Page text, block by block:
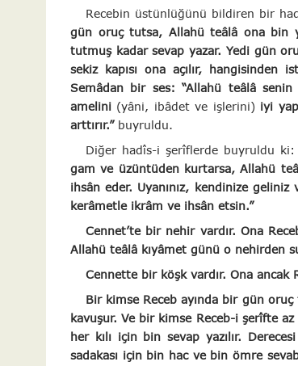
Recebin üstünlüğünü bildiren bir
gün oruç tutsa, Allahü teâlâ ona bin
tutmuş kadar sevap yazar. Yedi gün
sekiz kapısı ona açılır,
Semâdan bir ses: “Allahü teâlâ
amelini (yâni, ibâdet ve işlerini) iyi
arttırır.” buyruldu.
Diğer hadîs-i şerîflerde buyruldu
gam ve üzüntüden kurtarsa, Allahü
ihsân eder. Uyanınız, kendinize
kerâmetle ikrâm ve ihsân etsin.”
Cennet’te bir nehir vardır. Ona
Allahü teâlâ kıyâmet günü o nehirden
Cennette bir köşk vardır. Ona ancak
Bir kimse Receb ayında bir gün
kavuşur. Ve bir kimse Receb-i şerîfte
her kılı için bin sevap yazılır.
sadakası için bin hac ve bin ömre